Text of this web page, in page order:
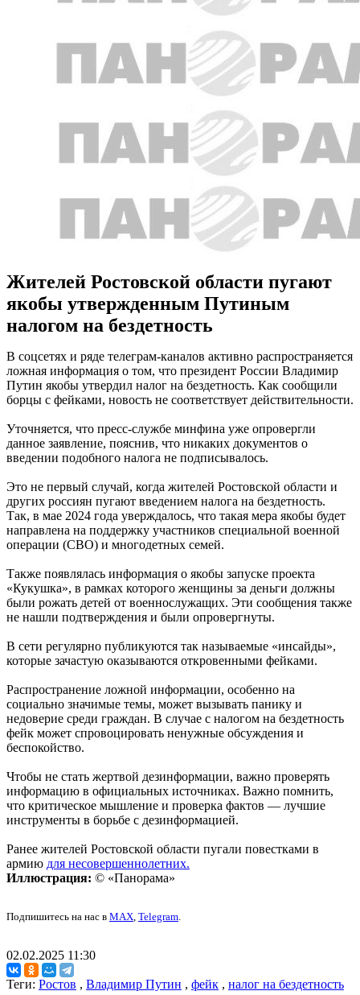
Жителей Ростовской области пугают
якобы утвержденным Путиным
налогом на бездетность
В соцсетях и ряде телеграм-каналов активно распространяется
ложная информация о том, что президент России Владимир
Путин якобы утвердил налог на бездетность. Как сообщили
борцы с фейками, новость не соответствует действительности.
Уточняется, что пресс-службе минфина уже опровергли
данное заявление, пояснив, что никаких документов о
введении подобного налога не подписывалось.
Это не первый случай, когда жителей Ростовской области и
других россиян пугают введением налога на бездетность.
Так, в мае 2024 года уверждалось, что такая мера якобы будет
направлена на поддержку участников специальной военной
операции (СВО) и многодетных семей.
Также появлялась информация о якобы запуске проекта
«Кукушка», в рамках которого женщины за деньги должны
были рожать детей от военнослужащих. Эти сообщения также
не нашли подтверждения и были опровергнуты.
В сети регулярно публикуются так называемые «инсайды»,
которые зачастую оказываются откровенными фейками.
Распространение ложной информации, особенно на
социально значимые темы, может вызывать панику и
недоверие среди граждан. В случае с налогом на бездетность
фейк может спровоцировать ненужные обсуждения и
беспокойство.
Чтобы не стать жертвой дезинформации, важно проверять
информацию в официальных источниках. Важно помнить,
что критическое мышление и проверка фактов — лучшие
инструменты в борьбе с дезинформацией.
Ранее жителей Ростовской области пугали повестками в
армию для несовершеннолетних.
Иллюстрация: © «Панорама»
Подпишитесь на нас в MAX, Telegram.
02.02.2025 11:30
Теги: Ростов , Владимир Путин , фейк , налог на бездетность